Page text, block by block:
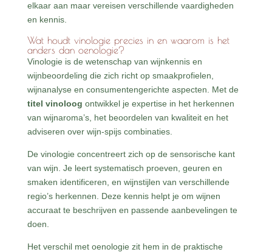
elkaar aan maar vereisen verschillende vaardigheden
en kennis.
Wat houdt vinologie precies in en waarom is het
anders dan oenologie?
Vinologie is de wetenschap van wijnkennis en
wijnbeoordeling die zich richt op smaakprofielen,
wijnanalyse en consumentengerichte aspecten. Met de
titel vinoloog ontwikkel je expertise in het herkennen
van wijnaroma’s, het beoordelen van kwaliteit en het
adviseren over wijn-spijs combinaties.
De vinologie concentreert zich op de sensorische kant
van wijn. Je leert systematisch proeven, geuren en
smaken identificeren, en wijnstijlen van verschillende
regio’s herkennen. Deze kennis helpt je om wijnen
accuraat te beschrijven en passende aanbevelingen te
doen.
Het verschil met oenologie zit hem in de praktische